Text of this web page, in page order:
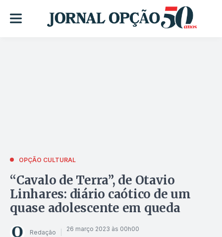
OPÇÃO CULTURAL
“Cavalo de Terra”, de Otavio
Linhares: diário caótico de um
quase adolescente em queda
Redação 26 março 2023 às 00h00